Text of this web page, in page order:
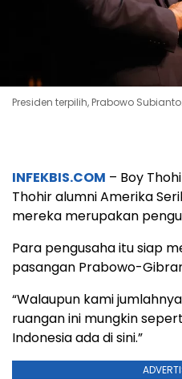
Presiden terpilih, Prabowo
INFEKBIS.COM – Boy
Thohir alumni Amerika
mereka merupakan
Para pengusaha itu siap
pasangan Prabowo-
“Walaupun kami
ruangan ini mungkin
Indonesia ada di sini.”